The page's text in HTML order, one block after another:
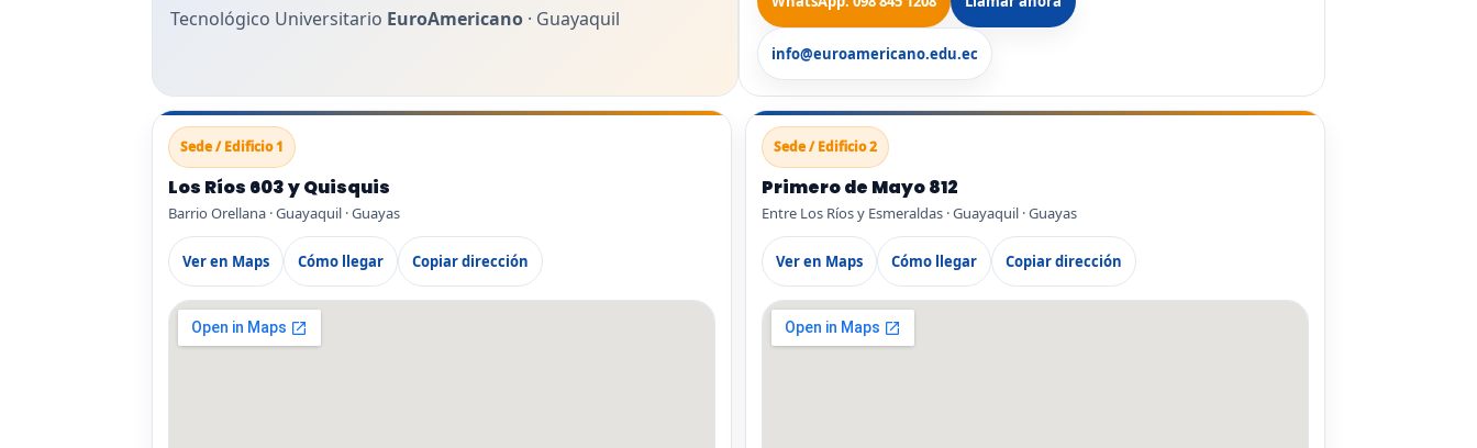
Tecnológico Universitario EuroAmericano · Guayaquil
info@euroamericano.edu.ec
Sede / Edificio 1
Los Ríos 603 y Quisquis
Barrio Orellana · Guayaquil · Guayas
Ver en Maps Cómo llegar Copiar dirección
Sede / Edificio 2
Primero de Mayo 812
Entre Los Ríos y Esmeraldas · Guayaquil · Guayas
Ver en Maps Cómo llegar Copiar dirección